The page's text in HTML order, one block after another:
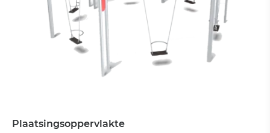
Plaatsingsoppervlakte